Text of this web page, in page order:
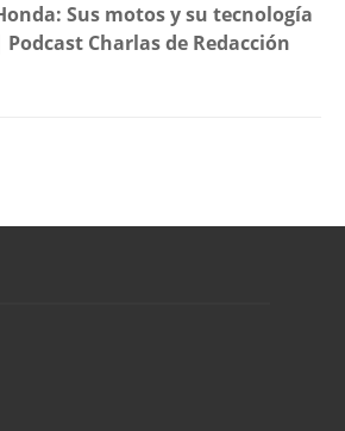
Sus motos y su tecnología
Podcast Charlas de Redacción